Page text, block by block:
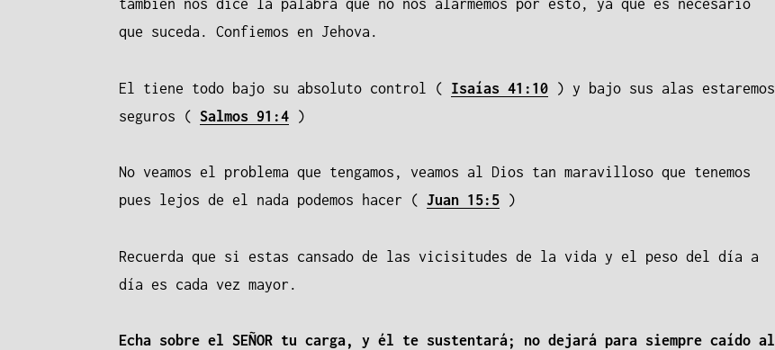
también nos dice la palabra que no nos alarmemos por esto, ya que es necesario
que suceda. Confiemos en Jehova.
El tiene todo bajo su absoluto control ( Isaías 41:10) y bajo sus alas estaremos
seguros ( Salmos 91:4)
No veamos el problema que tengamos, veamos al Dios tan maravilloso que tenemos
pues lejos de el nada podemos hacer ( Juan 15:5)
Recuerda que si estas cansado de las vicisitudes de la vida y el peso del día a
día es cada vez mayor.
Echa sobre el SEÑOR tu carga, y él te sustentará; no dejará para siempre caído al